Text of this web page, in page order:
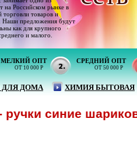
МЕЛКИЙ ОПТ
ОТ 10 000 Р
СРЕДНИЙ ОПТ
ОТ 50 000 Р
ДЛЯ ДОМА ХИМИЯ БЫТОВАЯ
на Российском рынке в
торговли товаров и
Наши предложения будут
как для крупного
и малого.
синие